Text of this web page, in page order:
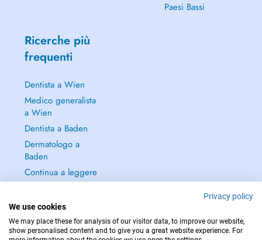
Paesi Bassi
Ricerche più
frequenti
Dentista a Wien
Medico generalista
a Wien
Dentista a Baden
Dermatologo a
Baden
Continua a leggere
→
Privacy policy
We use cookies
We may place these for analysis of our visitor data, to improve our website,
show personalised content and to give you a great website experience. For